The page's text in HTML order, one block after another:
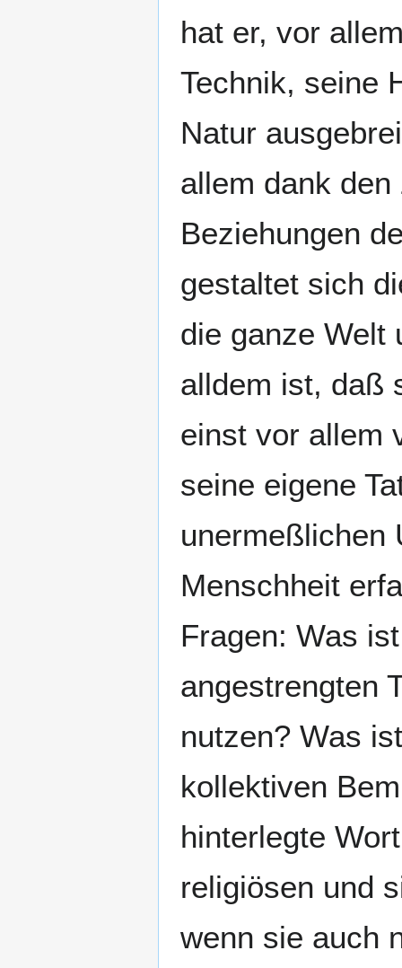
hat er, vor
Technik, seine
Natur
allem dank
Beziehungen
gestaltet sich
die ganze Welt
alldem ist, daß
einst vor allem
seine eigene
unermeßlichen
Menschheit
Fragen: Was
angestrengten
nutzen? Was
kollektiven
hinterlegte
religiösen und
wenn sie auch